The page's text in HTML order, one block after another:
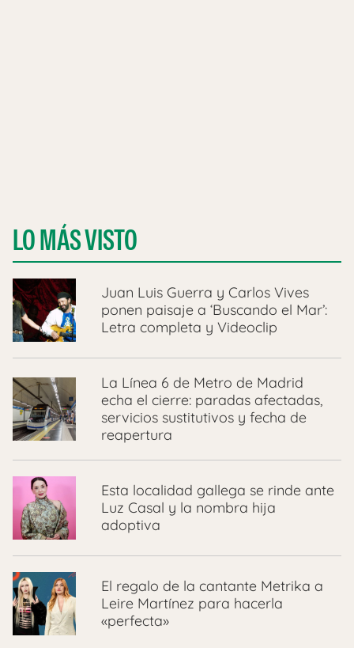
LO MÁS VISTO
Juan Luis Guerra y Carlos Vives
ponen paisaje a ‘Buscando el Mar’:
Letra completa y Videoclip
La Línea 6 de Metro de Madrid
echa el cierre: paradas afectadas,
servicios sustitutivos y fecha de
reapertura
Esta localidad gallega se rinde ante
Luz Casal y la nombra hija
adoptiva
El regalo de la cantante Metrika a
Leire Martínez para hacerla
«perfecta»